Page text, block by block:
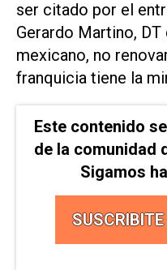
ser citado por el
Gerardo Martino,
mexicano, no
franquicia tiene la
Este contenido
de la comunidad
Sigamos